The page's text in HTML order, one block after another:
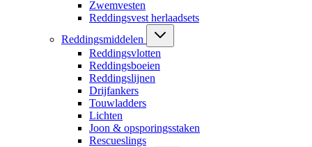
Zwemvesten
Reddingsvest herlaadsets
Reddingsmiddelen
Reddingsvlotten
Reddingsboeien
Reddingslijnen
Drijfankers
Touwladders
Lichten
Joon & opsporingsstaken
Rescueslings